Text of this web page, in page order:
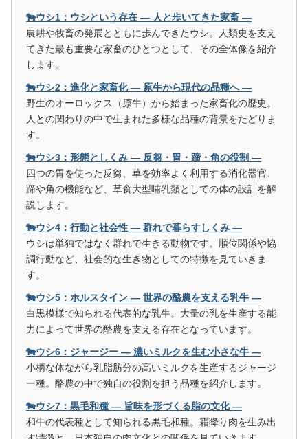
🐄ウシ1：ウシという存在 ― 人と歩いてきた家畜 ―
農耕や牧畜の発展とともに歩んできたウシ。人類史を支え
てきた最も重要な家畜のひとつとして、その全体像を紹介
します。
🐄ウシ2：進化と家畜化 ― 原牛から現代の品種へ ―
野生のオーロックス（原牛）から始まった家畜化の歴史。
人との関わりの中で生まれた多様な品種の背景をたどりま
す。
🐄ウシ3：形態としくみ ― 反芻・胃・蹄・角の役割 ―
四つの胃を使った反芻、草を効率よく利用する消化器官、
蹄や角の機能など、草食大型哺乳類としての体の設計を解
説します。
🐄ウシ4：行動と社会性 ― 群れで暮らすしくみ ―
ウシは単独ではなく群れで生きる動物です。順位関係や協
調行動など、社会的な生き物としての特徴を見ていきま
す。
🐄ウシ5：ホルスタイン ― 世界の酪農を支える乳牛 ―
白黒模様で知られる代表的な乳牛。大量の乳を生産する能
力によって世界の酪農を支える存在となっています。
🐄ウシ6：ジャージー ― 濃いミルクを生む小さな牛 ―
小柄な体ながら乳脂肪分の高いミルクを生産するジャージ
ー種。酪農の中で独自の役割を担う品種を紹介します。
🐄ウシ7：黒毛和種 ― 旨味を形づくる脂の文化 ―
和牛の代表種として知られる黒毛和種。霜降り肉を生み出